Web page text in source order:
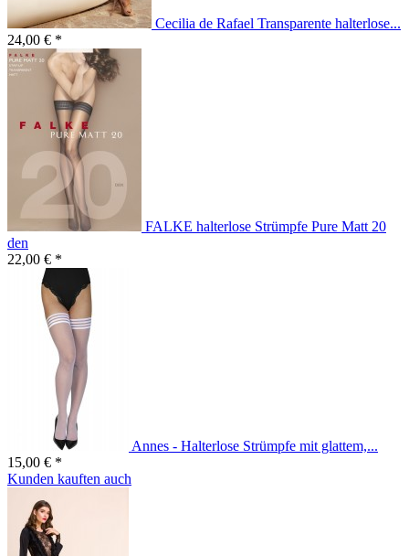
Cecilia de Rafael Transparente halterlose...
24,00 € *
FALKE halterlose Strümpfe Pure Matt 20
den
22,00 € *
Annes - Halterlose Strümpfe mit glattem,...
15,00 € *
Kunden kauften auch